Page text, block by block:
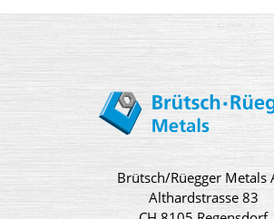
Brütsch/Rüegger Metals
Althardstrasse 83